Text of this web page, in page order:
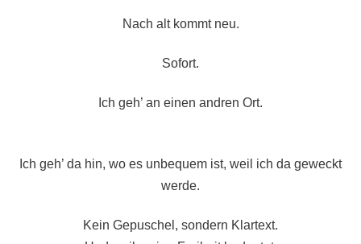
Nach alt kommt neu.
Sofort.
Ich geh’ an einen andren Ort.
Ich geh’ da hin, wo es unbequem ist, weil ich da geweckt
werde.
Kein Gepuschel, sondern Klartext.